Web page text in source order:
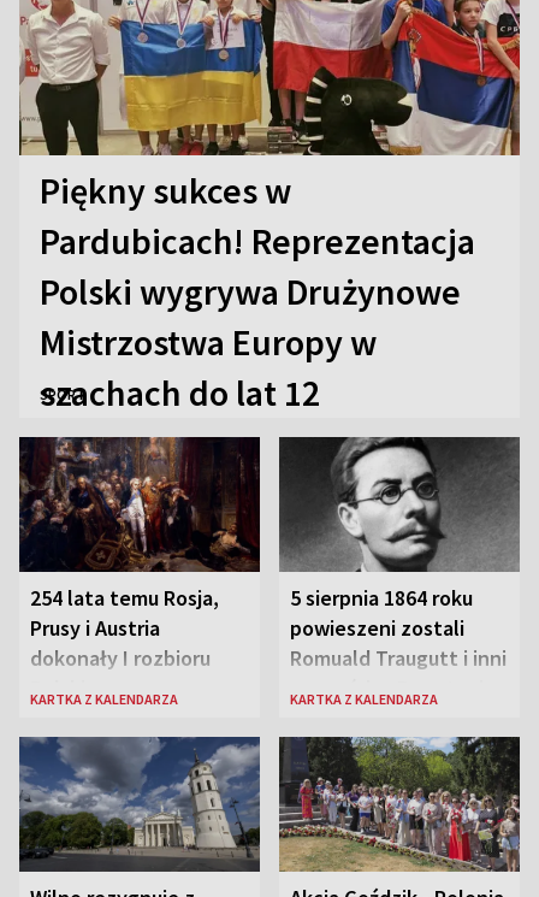
Piękny sukces w
Pardubicach! Reprezentacja
Polski wygrywa Drużynowe
Mistrzostwa Europy w
szachach do lat 12
SPORT
254 lata temu Rosja,
Prusy i Austria
dokonały I rozbioru
Polski
KARTKA Z KALENDARZA
5 sierpnia 1864 roku
powieszeni zostali
Romuald Traugutt i inni
przywódcy Powstania
KARTKA Z KALENDARZA